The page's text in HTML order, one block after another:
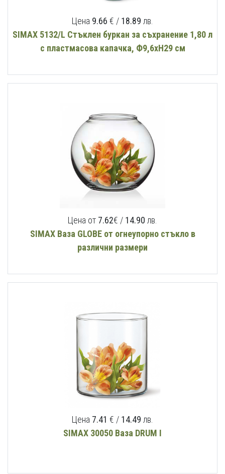
Цена 9.66 € / 18.89 лв.
SIMAX 5132/L Стъклен буркан за съхранение 1,80 л
с пластмасова капачка, Ф9,6хН29 см
Цена от 7.62€ / 14.90 лв.
SIMAX Ваза GLOBE от огнеупорно стъкло в
различни размери
Цена 7.41 € / 14.49 лв.
SIMAX 30050 Ваза DRUM I